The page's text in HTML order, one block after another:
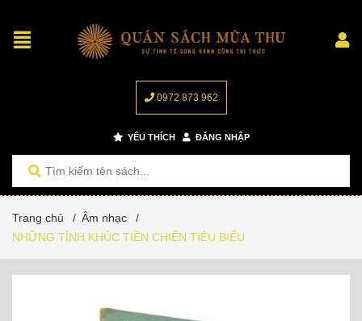
0972 873 962
YÊU THÍCH ĐĂNG NHẬP
Trang chủ / Âm nhạc
/
NHỮNG TÌNH KHÚC TIỀN CHIẾN TIÊU BIỂU